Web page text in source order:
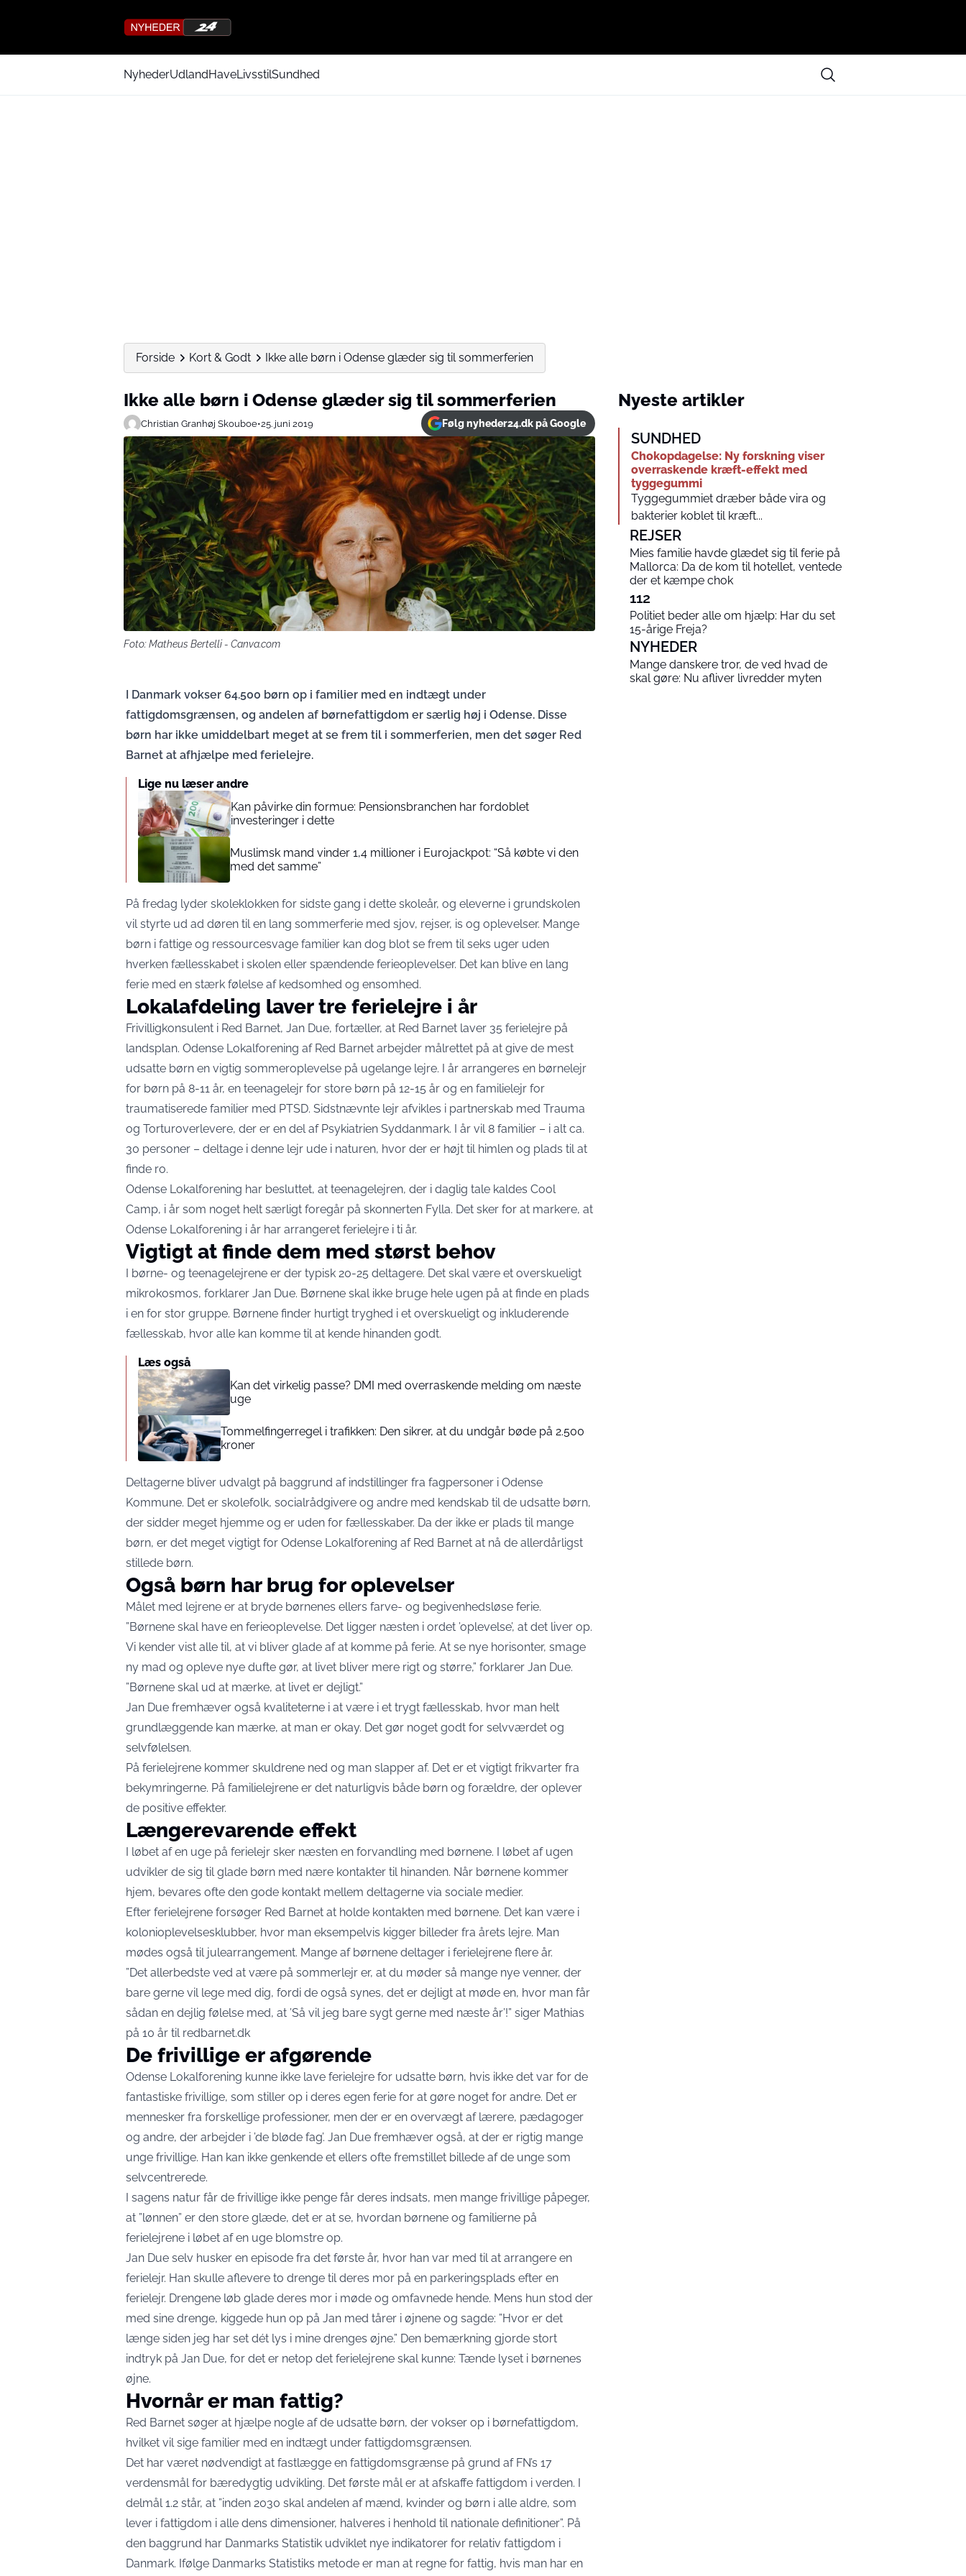
NyhederUdlandHaveLivsstilSundhed
Forside Kort & Godt Ikke alle børn i Odense glæder sig til sommerferien
Ikke alle børn i Odense glæder sig til sommerferien
Christian Granhøj Skouboe•25. juni 2019 Følg nyheder24.dk på Google
Foto: Matheus Bertelli - Canva.com
I Danmark vokser 64.500 børn op i familier med en indtægt under
fattigdomsgrænsen, og andelen af børnefattigdom er særlig høj i Odense. Disse
børn har ikke umiddelbart meget at se frem til i sommerferien, men det søger Red
Barnet at afhjælpe med ferielejre.
Lige nu læser andre
Kan påvirke din formue: Pensionsbranchen har fordoblet
investeringer i dette
Muslimsk mand vinder 1,4 millioner i Eurojackpot: “Så købte vi den
med det samme”
På fredag lyder skoleklokken for sidste gang i dette skoleår, og eleverne i grundskolen
vil styrte ud ad døren til en lang sommerferie med sjov, rejser, is og oplevelser. Mange
børn i fattige og ressourcesvage familier kan dog blot se frem til seks uger uden
hverken fællesskabet i skolen eller spændende ferieoplevelser. Det kan blive en lang
ferie med en stærk følelse af kedsomhed og ensomhed.
Lokalafdeling laver tre ferielejre i år
Frivilligkonsulent i Red Barnet, Jan Due, fortæller, at Red Barnet laver 35 ferielejre på
landsplan. Odense Lokalforening af Red Barnet arbejder målrettet på at give de mest
udsatte børn en vigtig sommeroplevelse på ugelange lejre. I år arrangeres en børnelejr
for børn på 8-11 år, en teenagelejr for store børn på 12-15 år og en familielejr for
traumatiserede familier med PTSD. Sidstnævnte lejr afvikles i partnerskab med Trauma
og Torturoverlevere, der er en del af Psykiatrien Syddanmark. I år vil 8 familier – i alt ca.
30 personer – deltage i denne lejr ude i naturen, hvor der er højt til himlen og plads til at
finde ro.
Odense Lokalforening har besluttet, at teenagelejren, der i daglig tale kaldes Cool
Camp, i år som noget helt særligt foregår på skonnerten Fylla. Det sker for at markere, at
Odense Lokalforening i år har arrangeret ferielejre i ti år.
Vigtigt at finde dem med størst behov
I børne- og teenagelejrene er der typisk 20-25 deltagere. Det skal være et overskueligt
mikrokosmos, forklarer Jan Due. Børnene skal ikke bruge hele ugen på at finde en plads
i en for stor gruppe. Børnene finder hurtigt tryghed i et overskueligt og inkluderende
fællesskab, hvor alle kan komme til at kende hinanden godt.
Læs også
Kan det virkelig passe? DMI med overraskende melding om næste
uge
Tommelfingerregel i trafikken: Den sikrer, at du undgår bøde på 2.500
kroner
Deltagerne bliver udvalgt på baggrund af indstillinger fra fagpersoner i Odense
Kommune. Det er skolefolk, socialrådgivere og andre med kendskab til de udsatte børn,
der sidder meget hjemme og er uden for fællesskaber. Da der ikke er plads til mange
børn, er det meget vigtigt for Odense Lokalforening af Red Barnet at nå de allerdårligst
stillede børn.
Også børn har brug for oplevelser
Målet med lejrene er at bryde børnenes ellers farve- og begivenhedsløse ferie.
”Børnene skal have en ferieoplevelse. Det ligger næsten i ordet ’oplevelse’, at det liver op.
Vi kender vist alle til, at vi bliver glade af at komme på ferie. At se nye horisonter, smage
ny mad og opleve nye dufte gør, at livet bliver mere rigt og større,” forklarer Jan Due.
”Børnene skal ud at mærke, at livet er dejligt.”
Jan Due fremhæver også kvaliteterne i at være i et trygt fællesskab, hvor man helt
grundlæggende kan mærke, at man er okay. Det gør noget godt for selvværdet og
selvfølelsen.
På ferielejrene kommer skuldrene ned og man slapper af. Det er et vigtigt frikvarter fra
bekymringerne. På familielejrene er det naturligvis både børn og forældre, der oplever
de positive effekter.
Længerevarende effekt
I løbet af en uge på ferielejr sker næsten en forvandling med børnene. I løbet af ugen
udvikler de sig til glade børn med nære kontakter til hinanden. Når børnene kommer
hjem, bevares ofte den gode kontakt mellem deltagerne via sociale medier.
Efter ferielejrene forsøger Red Barnet at holde kontakten med børnene. Det kan være i
kolonioplevelsesklubber, hvor man eksempelvis kigger billeder fra årets lejre. Man
mødes også til julearrangement. Mange af børnene deltager i ferielejrene flere år.
”Det allerbedste ved at være på sommerlejr er, at du møder så mange nye venner, der
bare gerne vil lege med dig, fordi de også synes, det er dejligt at møde en, hvor man får
sådan en dejlig følelse med, at ’Så vil jeg bare sygt gerne med næste år’!” siger Mathias
på 10 år til redbarnet.dk
De frivillige er afgørende
Odense Lokalforening kunne ikke lave ferielejre for udsatte børn, hvis ikke det var for de
fantastiske frivillige, som stiller op i deres egen ferie for at gøre noget for andre. Det er
mennesker fra forskellige professioner, men der er en overvægt af lærere, pædagoger
og andre, der arbejder i ’de bløde fag’. Jan Due fremhæver også, at der er rigtig mange
unge frivillige. Han kan ikke genkende et ellers ofte fremstillet billede af de unge som
selvcentrerede.
I sagens natur får de frivillige ikke penge får deres indsats, men mange frivillige påpeger,
at ”lønnen” er den store glæde, det er at se, hvordan børnene og familierne på
ferielejrene i løbet af en uge blomstre op.
Jan Due selv husker en episode fra det første år, hvor han var med til at arrangere en
ferielejr. Han skulle aflevere to drenge til deres mor på en parkeringsplads efter en
ferielejr. Drengene løb glade deres mor i møde og omfavnede hende. Mens hun stod der
med sine drenge, kiggede hun op på Jan med tårer i øjnene og sagde: ”Hvor er det
længe siden jeg har set dét lys i mine drenges øjne.” Den bemærkning gjorde stort
indtryk på Jan Due, for det er netop det ferielejrene skal kunne: Tænde lyset i børnenes
øjne.
Hvornår er man fattig?
Red Barnet søger at hjælpe nogle af de udsatte børn, der vokser op i børnefattigdom,
hvilket vil sige familier med en indtægt under fattigdomsgrænsen.
Det har været nødvendigt at fastlægge en fattigdomsgrænse på grund af FN’s 17
verdensmål for bæredygtig udvikling. Det første mål er at afskaffe fattigdom i verden. I
delmål 1.2 står, at ”inden 2030 skal andelen af mænd, kvinder og børn i alle aldre, som
lever i fattigdom i alle dens dimensioner, halveres i henhold til nationale definitioner”. På
den baggrund har Danmarks Statistik udviklet nye indikatorer for relativ fattigdom i
Danmark. Ifølge Danmarks Statistiks metode er man at regne for fattig, hvis man har en
Nyeste artikler
SUNDHED
Chokopdagelse: Ny forskning viser
overraskende kræft-effekt med
tyggegummi
Tyggegummiet dræber både vira og
bakterier koblet til kræft...
REJSER
Mies familie havde glædet sig til ferie på
Mallorca: Da de kom til hotellet, ventede
der et kæmpe chok
112
Politiet beder alle om hjælp: Har du set
15-årige Freja?
NYHEDER
Mange danskere tror, de ved hvad de
skal gøre: Nu afliver livredder myten